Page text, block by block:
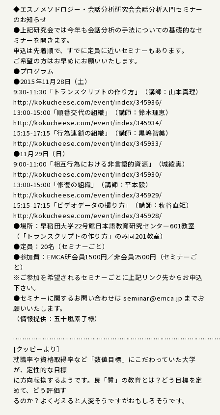
◆エスノメソドロジー・会話分析研究会会話分析入門セミナー
のお知らせ
●上記研究会では今年も会話分析の手法についての基礎的なセ
ミナーを開きます。
申込は先着順で、すでに定員に近いセミナーもあります。
ご希望の方はお早めにお願いいたします。
●プログラム
●2015年11月28日（土）
9:30-11:30「トランスクリプトの作り方」（講師：山本真理）
http://kokucheese.com/event/index/345936/
13:00-15:00「順番交代の組織」（講師：鈴木理恵）
http://kokucheese.com/event/index/345934/
15:15-17:15「行為連鎖の組織」（講師：黒嶋智美）
http://kokucheese.com/event/index/345933/
●11月29日（日）
9:00-11:00「相互行為における非言語的資源」（城綾実）
http://kokucheese.com/event/index/345930/
13:00-15:00「修復の組織」（講師：平本毅）
http://kokucheese.com/event/index/345929/
15:15-17:15「ビデオデータの撮り方」（講師：秋谷直矩）
http://kokucheese.com/event/index/345928/
●場所：早稲田大学22号館日本語教育研究センター601教室
（「トランスクリプトの作り方」のみ同201教室）
●定員：20名（セミナーごと）
●参加費：EMCA研会員1500円／非会員2500円（セミナーご
と）
※ご参加を希望されるセミナーごとに上記リンク先からお申込
下さい。
●セミナーに関するお問い合わせは seminar@emca.jp までお
願いいたします。
（情報提供：五十嵐素子様）
[クッピーより］
就職率や資格取得率など「数値目標」にこだわっていた大学
が、定性的な目標
に方向転換するようです。良「質」の教育とは？どう目標を定
めて、どう評価す
るのか？よく考えると大変そうですがおもしろそうです。